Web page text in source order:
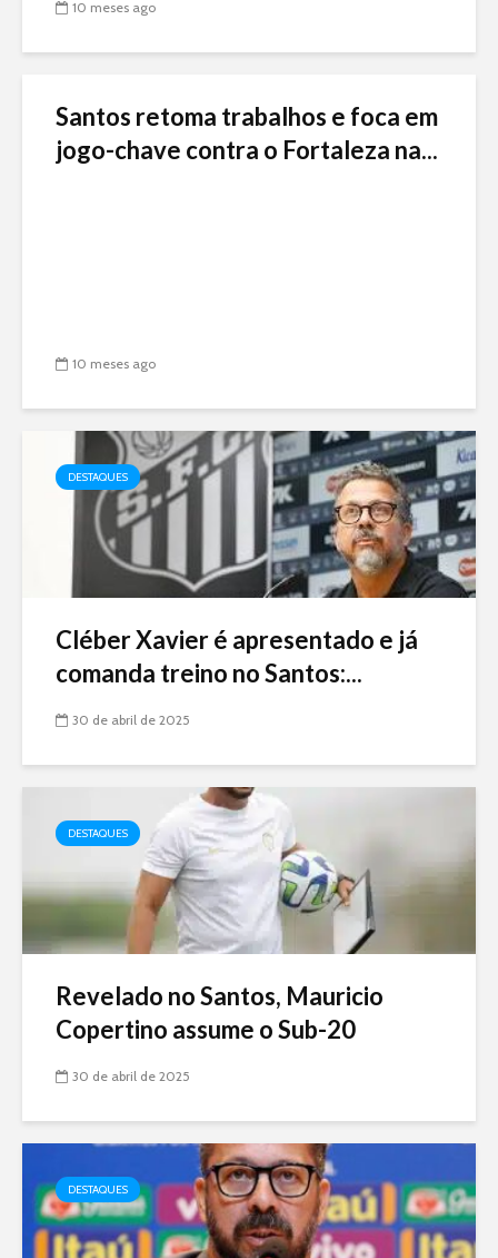
10 meses ago
Santos retoma trabalhos e foca em
jogo-chave contra o Fortaleza na...
10 meses ago
DESTAQUES
Cléber Xavier é apresentado e já
comanda treino no Santos:...
30 de abril de 2025
DESTAQUES
Revelado no Santos, Mauricio
Copertino assume o Sub-20
30 de abril de 2025
DESTAQUES